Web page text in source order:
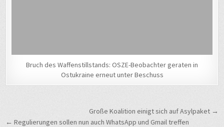
Bruch des Waffenstillstands: OSZE-Beobachter geraten in
Ostukraine erneut unter Beschuss
BeitragsnavigationGroße Koalition einigt sich auf Asylpaket →
← Regulierungen sollen nun auch WhatsApp und Gmail treffen